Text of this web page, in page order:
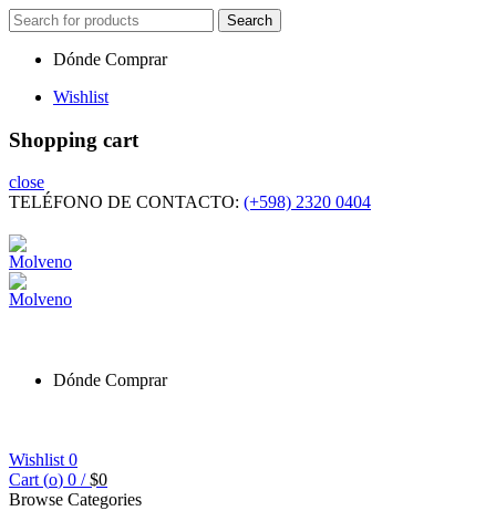
Search
for:
Search
Dónde Comprar
Wishlist
Shopping cart
close
TELÉFONO DE CONTACTO: (+598) 2320 0404
Dónde Comprar
Wishlist0
Cart (o) 0 / $0
Browse Categories